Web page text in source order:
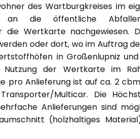
des Wartburgkreises im
an die öffentliche
die Wertkarte
oder dort, wo im Auftrag
in Großenlupniz
der Wertkarte im
pro Anlieferung ist auf ca. 2
Multicar. Die
Anlieferungen sind
(holzhaltiges